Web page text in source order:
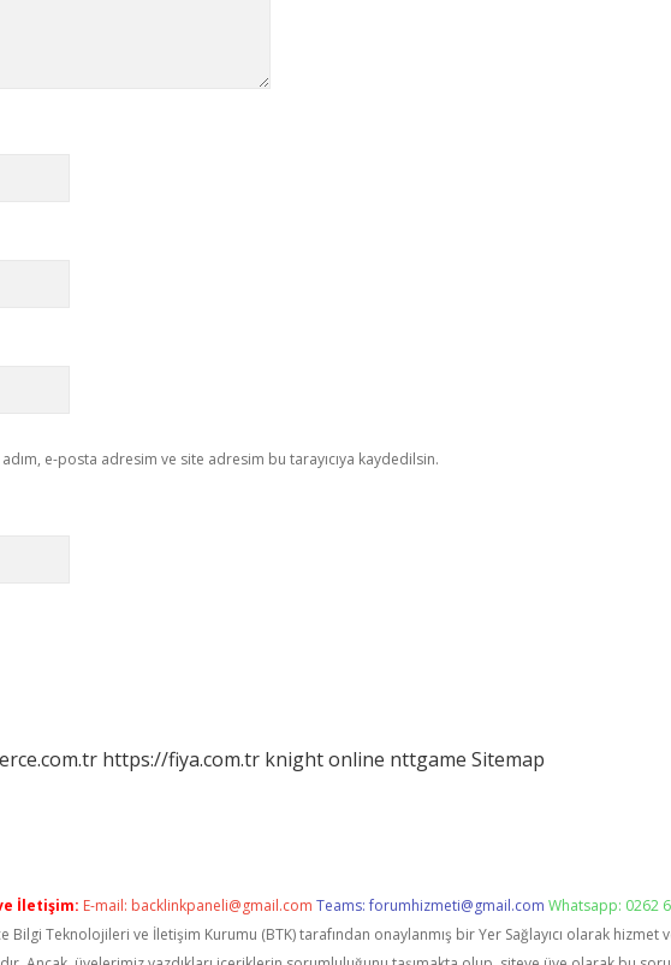
e-posta adresim ve site adresim bu tarayıcıya kaydedilsin.
https://fiya.com.tr knight online nttgame Sitemap
İletişim: E-mail: backlinkpaneli@gmail.com Teams:forumhizmeti@gmail.com Whatsapp: 0262
Bilgi Teknolojileri ve İletişim Kurumu (BTK) tarafından onaylanmış bir Yer Sağlayıcı olarak